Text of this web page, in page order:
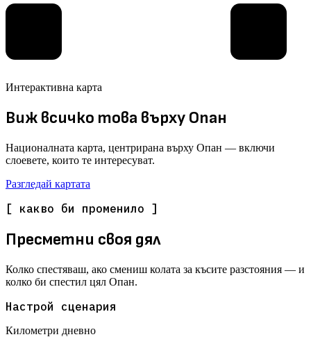
Интерактивна карта
Виж всичко това върху Опан
Националната карта, центрирана върху Опан — включи
слоевете, които те интересуват.
Разгледай картата
[ какво би променило ]
Пресметни своя дял
Колко спестяваш, ако смениш колата за късите разстояния — и
колко би спестил цял Опан.
Настрой сценария
Километри дневно